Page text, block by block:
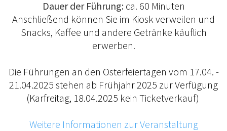
Dauer der Führung:ca. 60 Minuten
Anschließend können Sie im Kiosk verweilen und
Snacks, Kaffee und andere Getränke käuflich
erwerben.
Die Führungen an den Osterfeiertagen vom 17.04. -
21.04.2025 stehen ab Frühjahr 2025 zur Verfügung
(Karfreitag, 18.04.2025 kein Ticketverkauf)
Weitere Informationen zur Veranstaltung